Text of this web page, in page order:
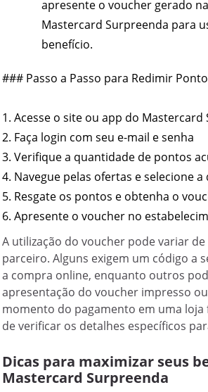
apresente o voucher gerado
Mastercard Surpreenda para
benefício.
### Passo a Passo para Redimir
1. Acesse o site ou app do Mastercard
2. Faça login com seu e-mail e senha
3. Verifique a quantidade de pontos
4. Navegue pelas ofertas e selecione a
5. Resgate os pontos e obtenha o
A utilização do voucher pode variar
parceiro. Alguns exigem um código a
a compra online, enquanto outros
apresentação do voucher impresso
momento do pagamento em uma loja
de verificar os detalhes específicos
Dicas para maximizar seus
Mastercard Surpreenda